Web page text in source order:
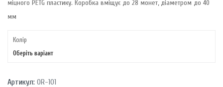
міцного PETG пластику. Коробка вміщує до 28 монет, діаметром до 40
мм
Колір
Оберіть варіант
Артикул: OR-101